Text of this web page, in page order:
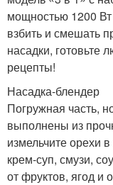
мощностью 1200 Вт
взбить и смешать
насадки,
рецепты!
Насадка-блендер
Погружная часть,
выполнены из
измельчите орехи
крем-суп, смузи,
от фруктов, ягод и